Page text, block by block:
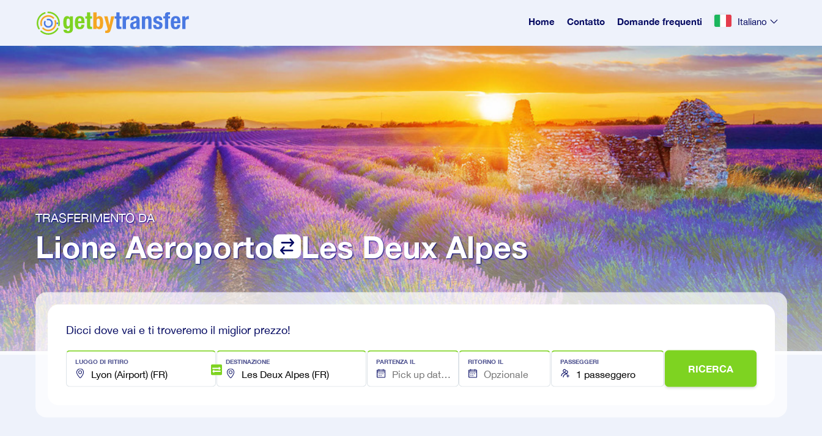
Home Contatto Domande frequenti Italiano
TRASFERIMENTO DA
Lione Aeroporto Les Deux Alpes
Dicci dove vai e ti troveremo il miglior prezzo!
LUOGO DI RITIRO DESTINAZIONE PARTENZA IL RITORNO IL PASSEGGERI
RICERCA